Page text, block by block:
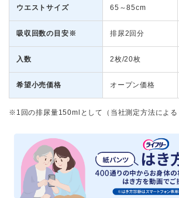
ウエストサイズ 65～85cm
吸収回数の目安※ 排尿2回分
入数 2枚/20枚
希望小売価格 オープン価格
※1回の排尿量150mlとして（当社測定方法による